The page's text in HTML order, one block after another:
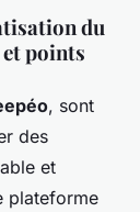
du
points
, sont
des
et
plateforme